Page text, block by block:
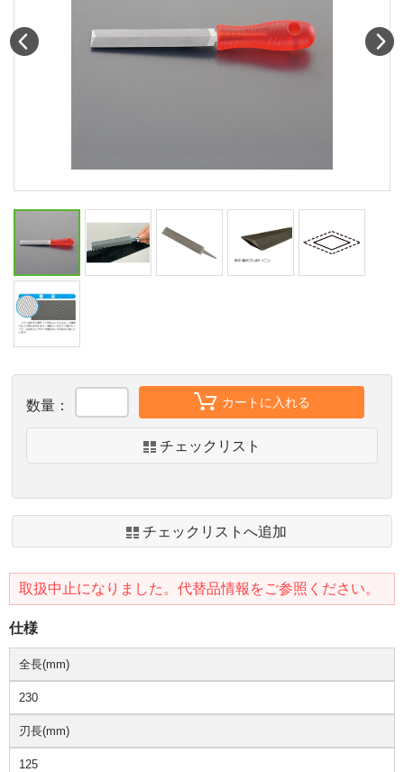
数量： カートに入れる
チェックリスト
チェックリストへ追加
取扱中止になりました。代替品情報をご参照ください。
仕様
全長(mm)
230
刃長(mm)
125